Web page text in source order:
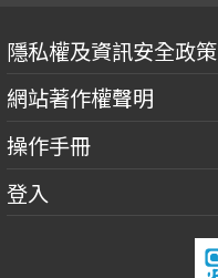
隱私權及資訊安全政策
網站著作權聲明
操作手冊
登入